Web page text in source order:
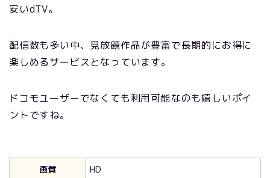
安いdTV。
配信数も多い中、見放題作品が豊富で長期的にお得に
楽しめるサービスとなっています。
ドコモユーザーでなくても利用可能なのも嬉しいポイ
ントですね。
画質
HD